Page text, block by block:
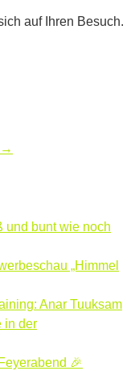
auf Ihren Besuch.
→
und bunt wie noch
„Himmel
Anar Tuuksam
in der
🎉